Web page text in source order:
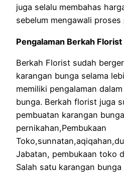
juga selalu membahas
sebelum mengawali
Pengalaman Berkah Florist
Berkah Florist sudah
karangan bunga selama
memiliki pengalaman
bunga. Berkah florist juga
pembuatan karangan bunga
pernikahan,Pembukaan
Jabatan, pembukaan toko
Salah satu karangan